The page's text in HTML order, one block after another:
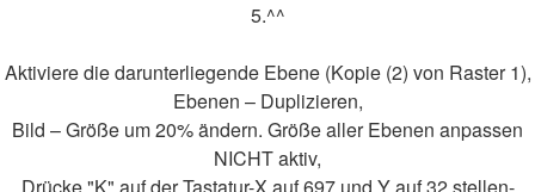
5.^^
Aktiviere die darunterliegende Ebene (Kopie (2) von Raster 1),
Ebenen – Duplizieren,
Bild – Größe um 20% ändern. Größe aller Ebenen anpassen
NICHT aktiv,